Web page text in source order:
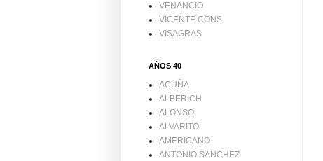
VENANCIO
VICENTE CONS
VISAGRAS
AÑOS 40
ACUÑA
ALBERICH
ALONSO
ALVARITO
AMERICANO
ANTONIO SANCHEZ